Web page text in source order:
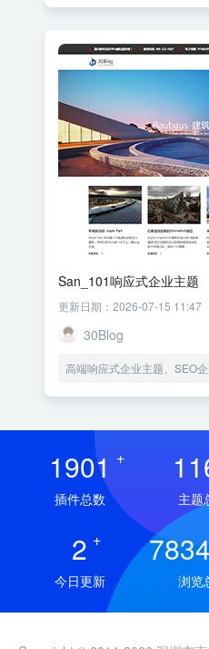
San_101响应式企业主题
更新日期：2026-07-15 11:47
30Blog
高端响应式企业主题、SEO
1901 +
插件总数 主题
2 +
今日更新 浏览